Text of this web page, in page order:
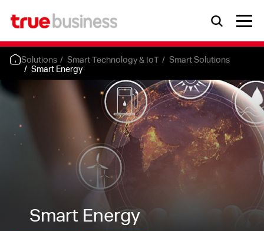
Solutions Smart Technology & IoT Smart Solutions
Smart Energy
Smart Energy